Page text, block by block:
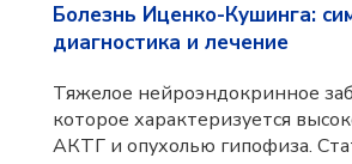
Болезнь Иценко-Кушинга:
диагностика и лечение
Тяжелое нейроэндокринное
которое характеризуется
АКТГ и опухолью гипофиза.